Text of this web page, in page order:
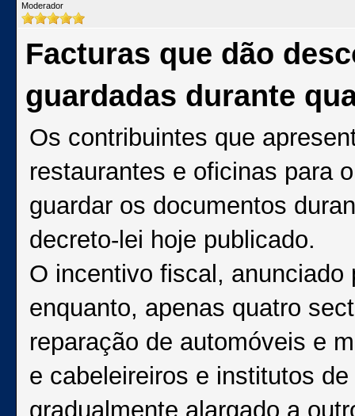
Moderador
Facturas que dão
guardadas durante
Os contribuintes que
restaurantes e oficinas para
guardar os documentos
decreto-lei hoje publicado.
O incentivo fiscal,
enquanto, apenas quatro
reparação de automóveis e
e cabeleireiros e institutos
gradualmente alargado a